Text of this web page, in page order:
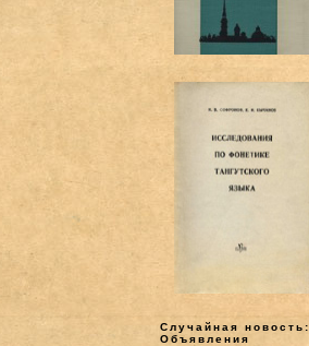
Случайная новость:
Объявления